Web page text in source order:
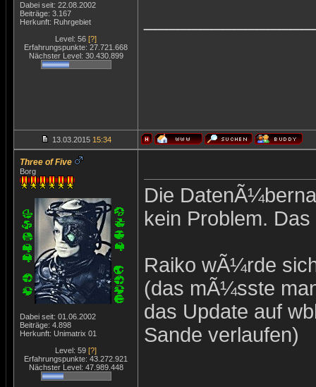
Dabei seit: 22.08.2002
Beiträge: 3.167
Herkunft: Ruhrgebiet
Level: 56 [?]
Erfahrungspunkte: 27.721.668
Nächster Level: 30.430.899
13.03.2015 15:34
Three of Five
Borg
Dabei seit: 01.06.2002
Beiträge: 4.898
Herkunft: Unimatrix 01
Level: 59 [?]
Erfahrungspunkte: 43.272.921
Nächster Level: 47.989.448
Die
kein Problem.
Raiko wÃ¼rde
(das mÃ¼sste
das Update auf
Sande verlaufen)